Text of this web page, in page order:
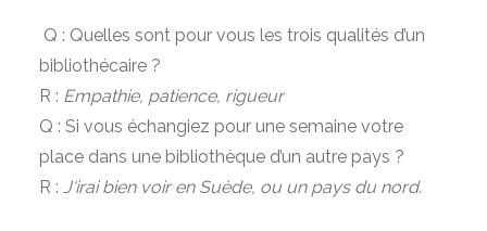
Q : Quelles sont pour vous les trois qualités d’un
bibliothécaire ?
R : Empathie, patience, rigueur
Q : Si vous échangiez pour une semaine votre
place dans une bibliothèque d’un autre pays ?
R : J‘irai bien voir en Suède, ou un pays du nord.